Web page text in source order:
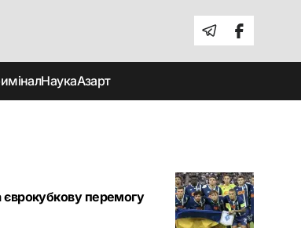
НаукаАзарт
єврокубкову перемогу